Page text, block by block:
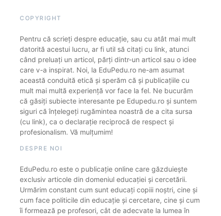
COPYRIGHT
Pentru că scrieți despre educație, sau cu atât mai mult
datorită acestui lucru, ar fi util să citați cu link, atunci
când preluați un articol, părți dintr-un articol sau o idee
care v-a inspirat. Noi, la EduPedu.ro ne-am asumat
această conduită etică și sperăm că și publicațiile cu
mult mai multă experiență vor face la fel. Ne bucurăm
că găsiți subiecte interesante pe Edupedu.ro și suntem
siguri că înțelegeți rugămintea noastră de a cita sursa
(cu link), ca o declarație reciprocă de respect și
profesionalism. Vă mulțumim!
DESPRE NOI
EduPedu.ro este o publicație online care găzduiește
exclusiv articole din domeniul educației și cercetării.
Urmărim constant cum sunt educați copiii noștri, cine și
cum face politicile din educație și cercetare, cine și cum
îi formează pe profesori, cât de adecvate la lumea în